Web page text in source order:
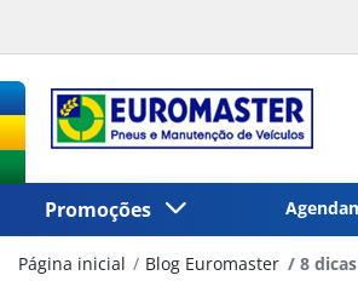
Promoções
Página inicial Blog Euromaster 8